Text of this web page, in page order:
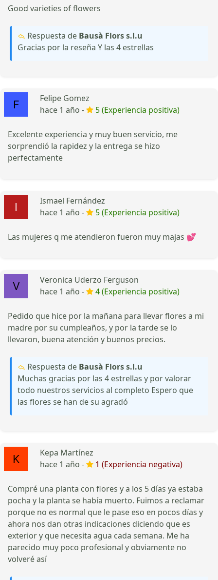
Good varieties of flowers
Respuesta de Bausà Flors s.l.u
Gracias por la reseña Y las 4 estrellas
Felipe Gomez
hace 1 año -
5 (Experiencia positiva)
Excelente experiencia y muy buen servicio, me
sorprendió la rapidez y la entrega se hizo
perfectamente
Ismael Fernández
hace 1 año -
5 (Experiencia positiva)
Las mujeres q me atendieron fueron muy majas 💕
Veronica Uderzo Ferguson
hace 1 año -
4 (Experiencia positiva)
Pedido que hice por la mañana para llevar flores a mi
madre por su cumpleaños, y por la tarde se lo
llevaron, buena atención y buenos precios.
Respuesta de Bausà Flors s.l.u
Muchas gracias por las 4 estrellas y por valorar
todo nuestros servicios al completo Espero que
las flores se han de su agradó
Kepa Martínez
hace 1 año -
1 (Experiencia negativa)
Compré una planta con flores y a los 5 días ya estaba
pocha y la planta se había muerto. Fuimos a reclamar
porque no es normal que le pase eso en pocos días y
ahora nos dan otras indicaciones diciendo que es
exterior y que necesita agua cada semana. Me ha
parecido muy poco profesional y obviamente no
volveré así